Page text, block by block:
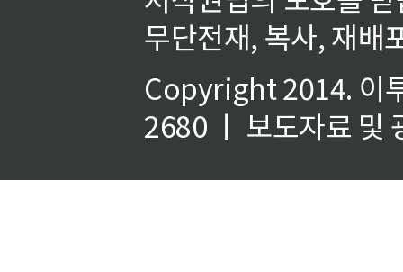
무단전재, 복사, 재배
Copyright 2014. 이
2680 ㅣ 보도자료